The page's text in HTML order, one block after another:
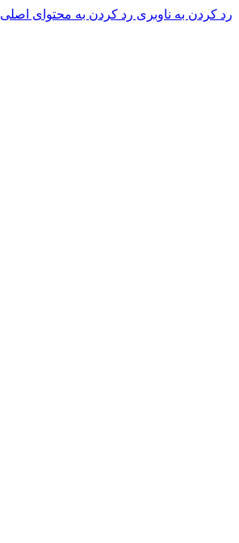
رد کردن به ناوبری رد کردن به محتوای اصلی